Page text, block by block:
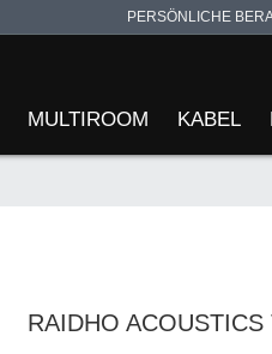
PERSÖNLICHE
MULTIROOM KABEL
RAIDHO